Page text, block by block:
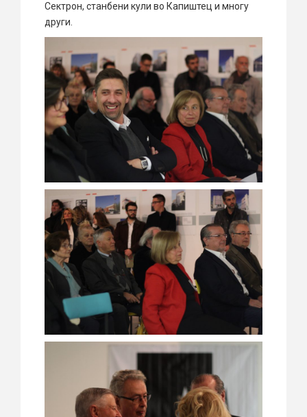
Сектрон, станбени кули во Капиштец и многу
други.